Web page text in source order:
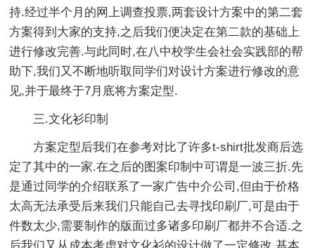
持.经过半个月的网上调查投票,两套设计方案中的第二套
方案得到大家的支持,之后我们便决定在第二款的基础上
进行修改完善.与此同时,在八中校学生会社会实践部的帮
助下,我们又不断地听取同学们对设计方案进行修改的意
见,并于最终于7月底将方案定型.
三.文化衫印制
方案定型后我们在参考对比了许多t-shirt批发商后选
定了其中的一家.在之后的图案印制中可谓是一波三折.先
是通过同学的介绍联系了一家广告中介公司,但由于价格
太高无法承受后来我们只能自己去寻找印刷厂,可是由于
件数太少,需要制作的版面过多诸多印刷厂都并不合适.之